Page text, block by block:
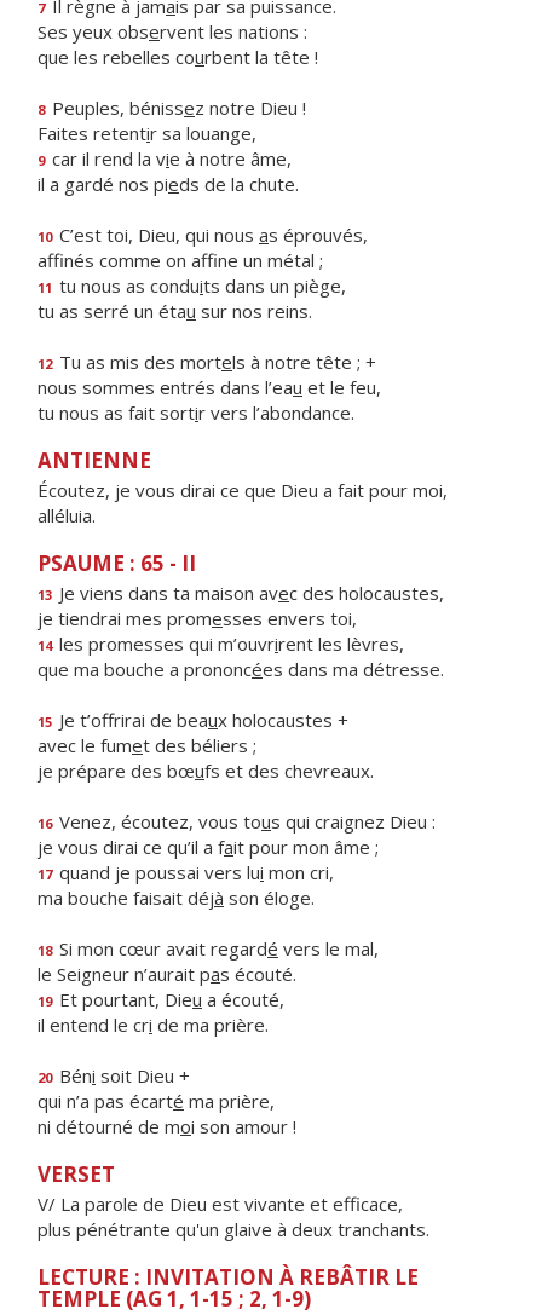
7 Il règne à jamais par sa puissance.
Ses yeux observent les nations :
que les rebelles courbent la tête !
8 Peuples, bénissez notre Dieu !
Faites retentir sa louange,
9 car il rend la vie à notre âme,
il a gardé nos pieds de la chute.
10 C’est toi, Dieu, qui nous as éprouvés,
affinés comme on affne un métal ;
11 tu nous as conduits dans un piège,
tu as serré un étau sur nos reins.
12 Tu as mis des mortels à notre tête ; +
nous sommes entrés dans l’eau et le feu,
tu nous as fait sortir vers l’abondance.
ANTIENNE
Écoutez, je vous dirai ce que Dieu a fait pour moi,
alléluia.
PSAUME : 65 - II
13 Je viens dans ta maison avec des holocaustes,
je tiendrai mes promesses envers toi,
14 les promesses qui m’ouvrirent les lèvres,
que ma bouche a prononcées dans ma détresse.
15 Je t’offrirai de beaux holocaustes +
avec le fumet des béliers ;
je prépare des bœufs et des chevreaux.
16 Venez, écoutez, vous tous qui craignez Dieu :
je vous dirai ce qu’il a fait pour mon âme ;
17 quand je poussai vers lui mon cri,
ma bouche faisait déjà son éloge.
18 Si mon cœur avait regardé vers le mal,
le Seigneur n’aurait pas écouté.
19 Et pourtant, Dieu a écouté,
il entend le cri de ma prière.
20 Béni soit Dieu +
qui n’a pas écarté ma prière,
ni détourné de moi son amour !
VERSET
V/ La parole de Dieu est vivante et efficace,
plus pénétrante qu'un glaive à deux tranchants.
LECTURE : INVITATION À REBÂTIR LE
TEMPLE (AG 1, 1-15 ; 2, 1-9)